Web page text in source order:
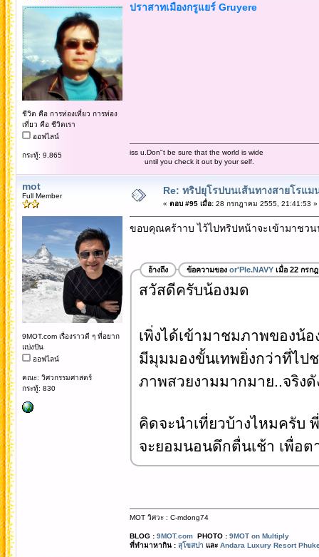
ชีวิต คือ การท่องเที่ยว การท่อง
เที่ยว คือ ชีวิตเรา
ออฟไลน์
กระทู้: 9,865
ปราสาทเมืองกรูแยร์ Gruyere
iss u.Don"t be sure that the world is wide
until you check it out by your self.
mot
Full Member
9MOT.com เรื่องราวดี ๆ ที่อยาก
แบ่งปัน
ออฟไลน์
คณะ: วิศวกรรมศาสตร์
กระทู้: 830
Re: ทริปยุโรปบนเส้นทางสายโรแม
« ตอบ #95 เมื่อ:28 กรกฎาคม 2555, 21:41:53 »
ขอบคุณคร้าาบ ไว้ไปทริปหน้าจะเข้ามาชว
อ้างถึง ข้อความของ or'Ple.NAVYเมื่อ 22 กรก
สวัสดีครับน้องมด
เพิ่งได้เข้ามาชมภาพของน้อ
มีมุมมองขั้นเทพยิ่งกว่าที่ไป
ภาพสวยงามมากมาย..จริง
คิดจะนำเที่ยวบ้างไหมครั
จะยอมนอนดึกตื่นเช้า เพื่อ
MOT วิศวะ : C-mdong74
BLOG : 9MOT.comPHOTO : 9MOT on Multiply
ที่ทำมาหากิน : สุโขสปา และ Andara Luxury Resort